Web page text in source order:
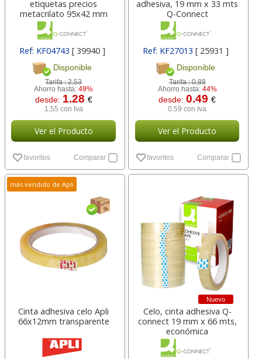
etiquetas precios
metacrilato 95x42 mm
Ref: KF04743 [ 39940 ]
Disponible
Tarifa :2,53
Ahorro hasta:49%
desde: 1.28 €
1,55 con Iva
Ver el Producto
favoritos Comparar
adhesiva, 19 mm x 33 mts
Q-Connect
Ref: KF27013 [ 25931 ]
Disponible
Tarifa :0,88
Ahorro hasta: 44%
desde:0.49€
0,59 con Iva
Ver el Producto
favoritos Comparar
más vendido de Apli
Cinta adhesiva celo Apli
66x12mm transparente
Nuevo
Celo, cinta adhesiva Q-
connect 19 mm x 66 mts,
económica